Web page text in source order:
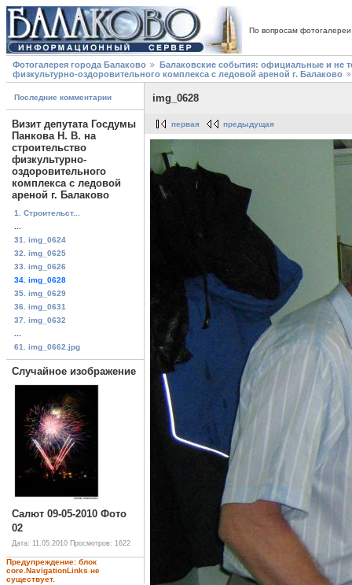
По вопросам
Фотогалерея города Балаково
Балаковские события: официальные и не
физкультурно-оздоровительного комплекса с ледовой ареной г. Балаково
Последние комментарии
Визит депутата Госдумы
Панкова Н. В. на
строительство
физкультурно-
оздоровительного
комплекса с ледовой
ареной г. Балаково
1. Строительст...
31. img_0624
32. img_0625
33. img_0626
34. img_0628
35. img_0629
36. img_0631
37. img_0632
61. img_0662.jpg
Случайное изображение
Салют 09-05-2010 Фото
02
Дата: 11.05.2010 Просмотров: 1622
Предупреждение: блок
core.NavigationLinks не
существует.
img_0628
первая предыдущая